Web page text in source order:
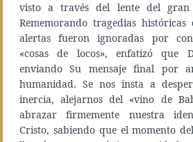
visto a través del lente del gran
Rememorando tragedias históricas
alertas fueron ignoradas por
«cosas de locos», enfatizó que
enviando Su mensaje final por
humanidad. Se nos insta a
inercia, alejarnos del «vino de
abrazar firmemente nuestra
Cristo, sabiendo que el momento